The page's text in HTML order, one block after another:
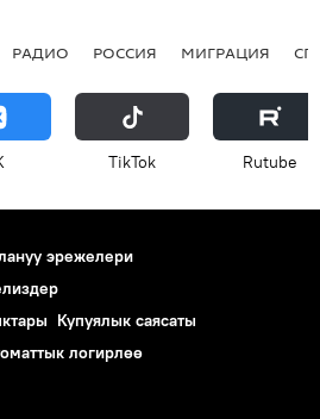
РАДИО РОССИЯ МИГРАЦИЯ
ТikТоk Rutube
эрежелери
Купуялык саясаты
логирлөө